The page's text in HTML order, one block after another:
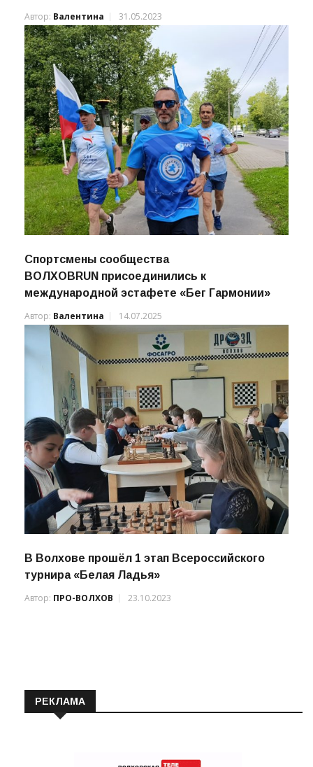
Автор: Валентина 31.05.2023
Спортсмены сообщества
ВОЛХОВRUN присоединились к
международной эстафете «Бег Гармонии»
Автор: Валентина 14.07.2025
В Волхове прошёл 1 этап Всероссийского
турнира «Белая Ладья»
Автор: ПРО-ВОЛХОВ 23.10.2023
РЕКЛАМА